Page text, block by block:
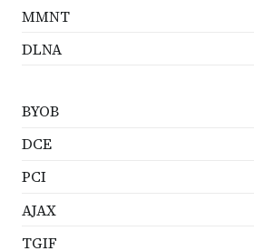
MMNT
DLNA
BYOB
DCE
PCI
AJAX
TGIF